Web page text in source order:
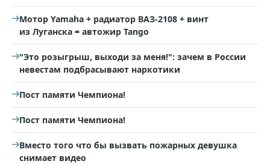
Мотор Yamaha + радиатор ВАЗ-2108 + винт
из Луганска = автожир Tango
"Это розыгрыш, выходи за меня!": зачем в России
невестам подбрасывают наркотики
Пост памяти Чемпиона!
Пост памяти Чемпиона!
Вместо того что бы вызвать пожарных девушка
снимает видео